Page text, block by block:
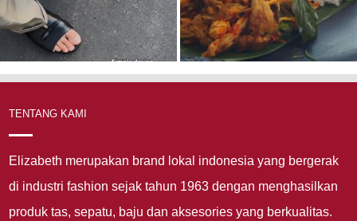
TENTANG KAMI
Elizabeth merupakan brand lokal indonesia yang bergerak
di industri fashion sejak tahun 1963 dengan menghasilkan
produk tas, sepatu, baju dan aksesories yang berkualitas.